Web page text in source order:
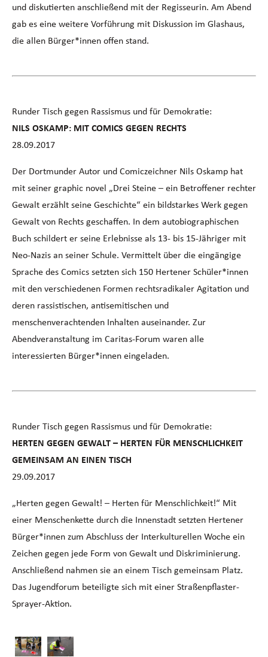
und diskutierten anschließend mit der Regisseurin. Am Abend
gab es eine weitere Vorführung mit Diskussion im Glashaus,
die allen Bürger*innen offen stand.
Runder Tisch gegen Rassismus und für Demokratie:
NILS OSKAMP: MIT COMICS GEGEN RECHTS
28.09.2017
Der Dortmunder Autor und Comiczeichner Nils Oskamp hat
mit seiner graphic novel „Drei Steine – ein Betroffener rechter
Gewalt erzählt seine Geschichte“ ein bildstarkes Werk gegen
Gewalt von Rechts geschaffen. In dem autobiographischen
Buch schildert er seine Erlebnisse als 13- bis 15-Jähriger mit
Neo-Nazis an seiner Schule. Vermittelt über die eingängige
Sprache des Comics setzten sich 150 Hertener Schüler*innen
mit den verschiedenen Formen rechtsradikaler Agitation und
deren rassistischen, antisemitischen und
menschenverachtenden Inhalten auseinander. Zur
Abendveranstaltung im Caritas-Forum waren alle
interessierten Bürger*innen eingeladen.
Runder Tisch gegen Rassismus und für Demokratie:
HERTEN GEGEN GEWALT – HERTEN FÜR MENSCHLICHKEIT
GEMEINSAM AN EINEN TISCH
29.09.2017
„Herten gegen Gewalt! – Herten für Menschlichkeit!“ Mit
einer Menschenkette durch die Innenstadt setzten Hertener
Bürger*innen zum Abschluss der Interkulturellen Woche ein
Zeichen gegen jede Form von Gewalt und Diskriminierung.
Anschließend nahmen sie an einem Tisch gemeinsam Platz.
Das Jugendforum beteiligte sich mit einer Straßenpflaster-
Sprayer-Aktion.